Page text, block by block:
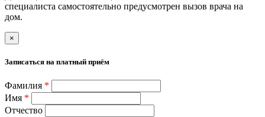
специалиста самостоятельно предусмотрен вызов врача на
дом.
×
Записаться на платный приём
Фамилия *
Имя *
Отчество